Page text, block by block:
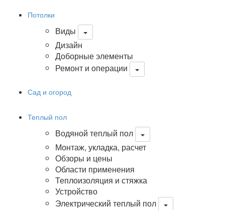
Потолки
Виды
Дизайн
Доборные элементы
Ремонт и операции
Сад и огород
Теплый пол
Водяной теплый пол
Монтаж, укладка, расчет
Обзоры и цены
Области применения
Теплоизоляция и стяжка
Устройство
Электрический теплый пол